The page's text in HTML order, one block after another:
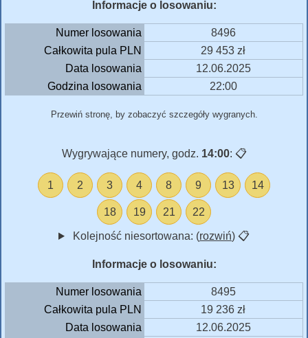
Informacje o losowaniu:
Numer losowania
8496
Całkowita pula PLN
29 453 zł
Data losowania
12.06.2025
Godzina losowania
22:00
Przewiń stronę, by zobaczyć szczegóły wygranych.
Wygrywające numery, godz. 14:00: 📋
1 2 3 4 8 9 13 14
18 19 21 22
Kolejność niesortowana: (rozwiń) 📋
Informacje o losowaniu:
Numer losowania
8495
Całkowita pula PLN
19 236 zł
Data losowania
12.06.2025